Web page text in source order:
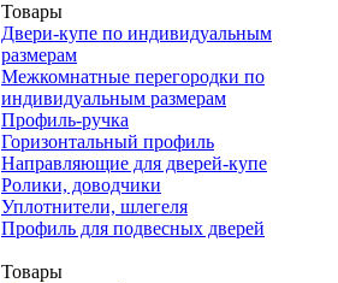
Товары
Двери-купе по индивидуальным
размерам
Межкомнатные перегородки по
индивидуальным размерам
Профиль-ручка
Горизонтальный профиль
Направляющие для дверей-купе
Ролики, доводчики
Уплотнители, шлегеля
Профиль для подвесных дверей
Товары